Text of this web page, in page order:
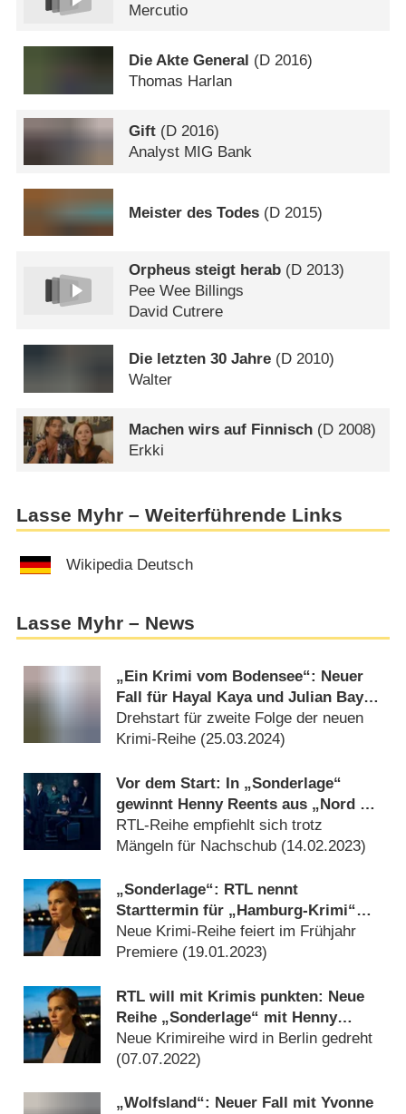
Mercutio
Die Akte General (D 2016)
Thomas Harlan
Gift (D 2016)
Analyst MIG Bank
Meister des Todes (D 2015)
Orpheus steigt herab (D 2013)
Pee Wee Billings
David Cutrere
Die letzten 30 Jahre (D 2010)
Walter
Machen wirs auf Finnisch (D 2008)
Erkki
Lasse Myhr – Weiterführende Links
Wikipedia Deutsch
Lasse Myhr – News
„Ein Krimi vom Bodensee“: Neuer
Fall für Hayal Kaya und Julian Bayer
als Kommissare im Ersten
Drehstart für zweite Folge der neuen
Krimi-Reihe (25.03.2024)
Vor dem Start: In „Sonderlage“
gewinnt Henny Reents aus „Nord bei
Nordwest“ – Review
RTL-Reihe empfiehlt sich trotz
Mängeln für Nachschub (14.02.2023)
„Sonderlage“: RTL nennt
Starttermin für „Hamburg-Krimi“
mit Henny Reents
Neue Krimi-Reihe feiert im Frühjahr
Premiere (19.01.2023)
RTL will mit Krimis punkten: Neue
Reihe „Sonderlage“ mit Henny
Reents angekündigt
Neue Krimireihe wird in Berlin gedreht
(07.07.2022)
„Wolfsland“: Neuer Fall mit Yvonne